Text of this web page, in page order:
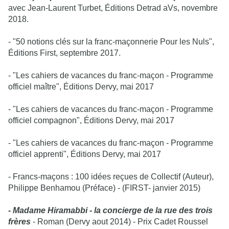
avec Jean-Laurent Turbet, Éditions Detrad aVs, novembre
2018.
- "50 notions clés sur la franc-maçonnerie Pour les Nuls",
Éditions First, septembre 2017.
- "Les cahiers de vacances du franc-maçon - Programme
officiel maître", Éditions Dervy, mai 2017
- "Les cahiers de vacances du franc-maçon - Programme
officiel compagnon", Éditions Dervy, mai 2017
- "Les cahiers de vacances du franc-maçon - Programme
officiel apprenti", Éditions Dervy, mai 2017
- Francs-maçons : 100 idées reçues de Collectif (Auteur),
Philippe Benhamou (Préface) - (FIRST- janvier 2015)
- Madame Hiramabbi - la concierge de la rue des trois
frères - Roman (Dervy aout 2014) - Prix Cadet Roussel